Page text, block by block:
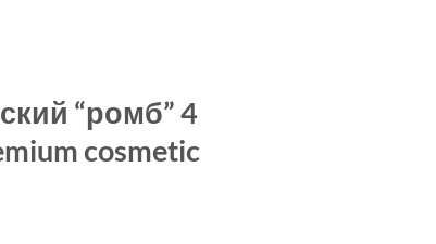
“ромб” 4
cosmetic